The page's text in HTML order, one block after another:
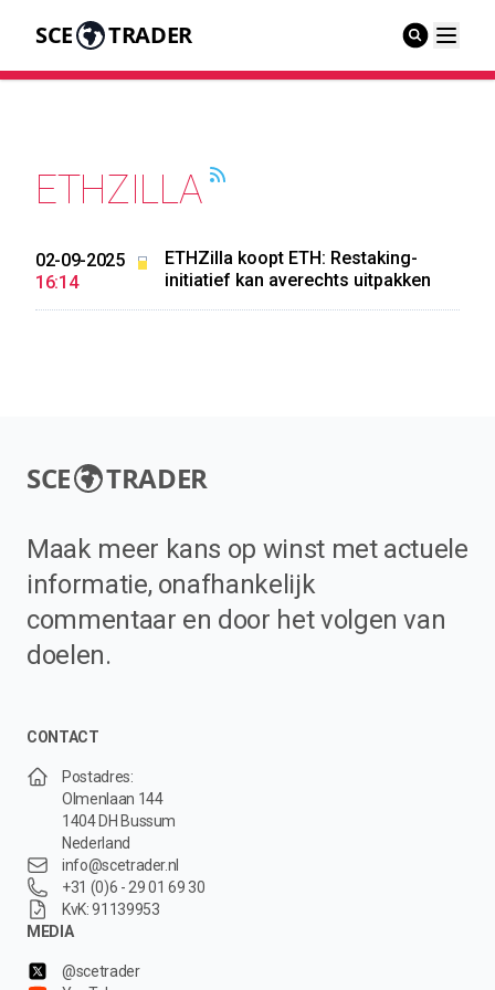
SCE TRADER
ETHZILLA
02-09-2025
16:14
ETHZilla koopt ETH: Restaking-
initiatief kan averechts uitpakken
SCE TRADER
Maak meer kans op winst met actuele
informatie, onafhankelijk
commentaar en door het volgen van
doelen.
CONTACT
Postadres:
Olmenlaan 144
1404 DH Bussum
Nederland
info@scetrader.nl
+31 (0)6 - 29 01 69 30
KvK: 91139953
MEDIA
@scetrader